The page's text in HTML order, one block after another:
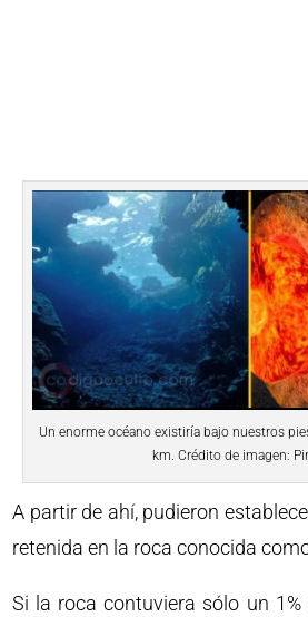
Un enorme océano existiría bajo nuestros
km. Crédito de imagen:
A partir de ahí, pudieron
retenida en la roca conocida
Si la roca contuviera sólo un